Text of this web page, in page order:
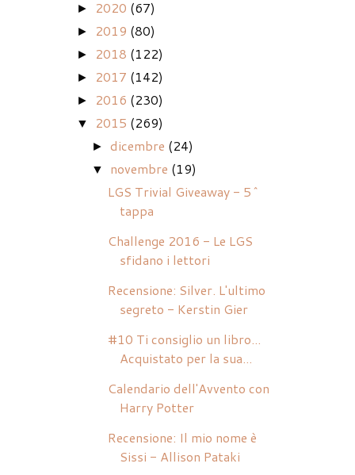
► 2020 (67)
► 2019 (80)
► 2018 (122)
► 2017 (142)
► 2016 (230)
▼ 2015 (269)
►dicembre (24)
▼ novembre (19)
LGS Trivial Giveaway - 5^
tappa
Challenge 2016 - Le LGS
sfidano i lettori
Recensione: Silver. L'ultimo
segreto - Kerstin Gier
#10 Ti consiglio un libro...
Acquistato per la sua...
Calendario dell'Avvento con
Harry Potter
Recensione: Il mio nome è
Sissi - Allison Pataki